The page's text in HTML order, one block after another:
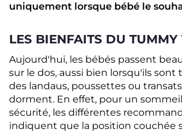
uniquement lorsque bébé le
LES BIENFAITS DU TUMMY
Aujourd'hui, les bébés passent
sur le dos, aussi bien lorsqu'ils sont
des landaus, poussettes ou
dorment. En effet, pour un
sécurité, les différentes
indiquent que la position couchée